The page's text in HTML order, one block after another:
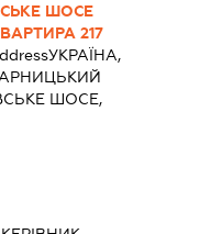
ШОСЕ
217
УКРАЇНА,
ШОСЕ,